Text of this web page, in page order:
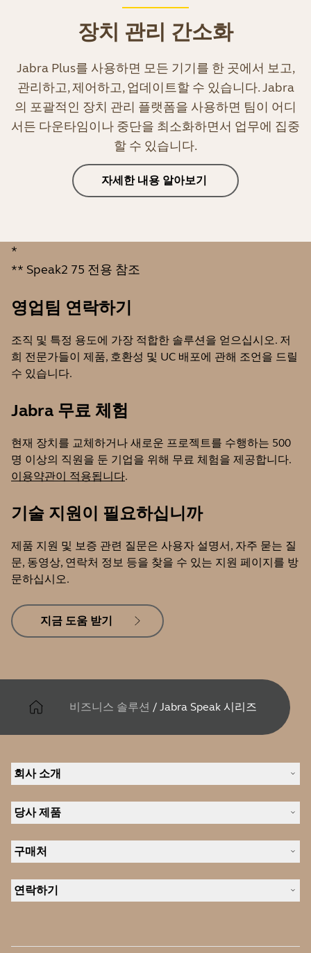
장치 관리 간소화
Jabra Plus를 사용하면 모든 기기를 한 곳에서 보고,
관리하고, 제어하고, 업데이트할 수 있습니다. Jabra
의 포괄적인 장치 관리 플랫폼을 사용하면 팀이 어디
서든 다운타임이나 중단을 최소화하면서 업무에 집중
할 수 있습니다.
자세한 내용 알아보기
*
** Speak2 75 전용 참조
영업팀 연락하기
조직 및 특정 용도에 가장 적합한 솔루션을 얻으십시오. 저
희 전문가들이 제품, 호환성 및 UC 배포에 관해 조언을 드릴
수 있습니다.
Jabra 무료 체험
현재 장치를 교체하거나 새로운 프로젝트를 수행하는 500
명 이상의 직원을 둔 기업을 위해 무료 체험을 제공합니다.
이용약관이 적용됩니다.
기술 지원이 필요하십니까
제품 지원 및 보증 관련 질문은 사용자 설명서, 자주 묻는 질
문, 동영상, 연락처 정보 등을 찾을 수 있는 지원 페이지를 방
문하십시오.
지금 도움 받기
비즈니스 솔루션 / Jabra Speak 시리즈
회사 소개
채용
새 소식 및 보도자료
블로그 읽기
사례 연구
당사 제품
스피커폰
개인용 카메라
소프트웨어
구매처
연락하기
온라인 스토어 지원